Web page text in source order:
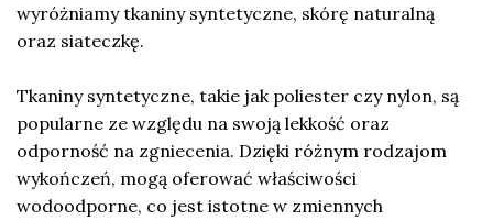
wyróżniamy tkaniny syntetyczne, skórę naturalną
oraz siateczkę.
Tkaniny syntetyczne, takie jak poliester czy nylon, są
popularne ze względu na swoją lekkość oraz
odporność na zgniecenia. Dzięki różnym rodzajom
wykończeń, mogą oferować właściwości
wodoodporne, co jest istotne w zmiennych